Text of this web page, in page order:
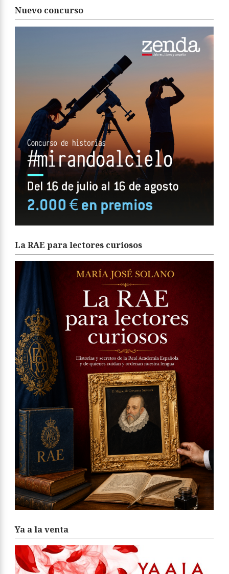
Nuevo concurso
La RAE para lectores curiosos
Ya a la venta